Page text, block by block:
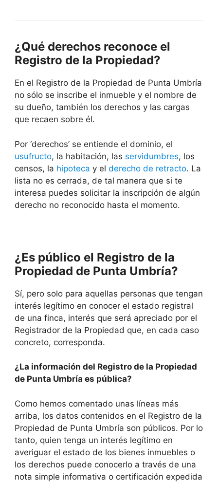
¿Qué derechos reconoce el
Registro de la Propiedad?
En el Registro de la Propiedad de Punta Umbría
no sólo se inscribe el inmueble y el nombre de
su dueño, también los derechos y las cargas
que recaen sobre él.
Por ‘derechos’ se entiende el dominio, el
usufructo, la habitación, las servidumbres, los
censos, la hipoteca y el derecho de retracto. La
lista no es cerrada, de tal manera que si te
interesa puedes solicitar la inscripción de algún
derecho no reconocido hasta el momento.
¿Es público el Registro de la
Propiedad de Punta Umbría?
Sí, pero solo para aquellas personas que tengan
interés legítimo en conocer el estado registral
de una finca, interés que será apreciado por el
Registrador de la Propiedad que, en cada caso
concreto, corresponda.
¿La información del Registro de la Propiedad
de Punta Umbría es pública?
Como hemos comentado unas líneas más
arriba, los datos contenidos en el Registro de la
Propiedad de Punta Umbría son públicos. Por lo
tanto, quien tenga un interés legítimo en
averiguar el estado de los bienes inmuebles o
los derechos puede conocerlo a través de una
nota simple informativa o certificación expedida